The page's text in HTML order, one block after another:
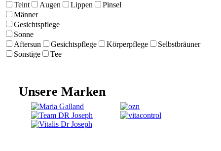
Teint
Augen Lippen
Pinsel
Männer
Gesichtspflege
Sonne
Aftersun
Gesichtspflege Körperpflege
Selbstbräuner
Sonstige
Tee
Unsere Marken